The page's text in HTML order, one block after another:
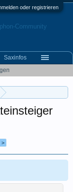
oder registrieren
>
Saxinfos